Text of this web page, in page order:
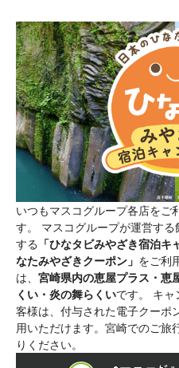
いつもマスコグループ各店をご
す。 マスコグループが運営す
する 「ひなタビみやざき宿泊キ
なたみやざきクーポン」 をご利
は、 宮崎県内の恵屋プラス・恵
くい・炎の舞らくいです。 キ
客様は、付与された電子クーポ
用いただけます。宮崎でのご旅
りください。